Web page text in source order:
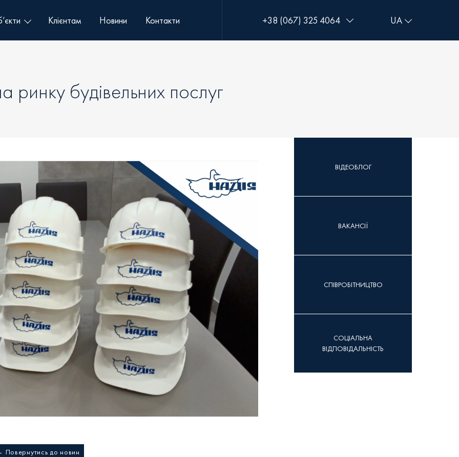
Клієнтам Новини Контакти
+38 (067) 325 4064
ринку будівельних послуг
Повернутись до новин
ВІДЕОБЛОГ
ВАКАНСІЇ
СПІВРОБІТНИЦТВО
CОЦІАЛЬНА
ВІДПОВІДАЛЬНІСТЬ